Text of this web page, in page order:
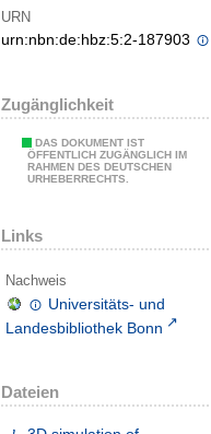
URN
urn:nbn:de:hbz:5:2-187903
Zugänglichkeit
DAS DOKUMENT IST
ÖFFENTLICH ZUGÄNGLICH IM
RAHMEN DES DEUTSCHEN
URHEBERRECHTS.
Links
Nachweis
Universitäts- und
Landesbibliothek Bonn
Dateien